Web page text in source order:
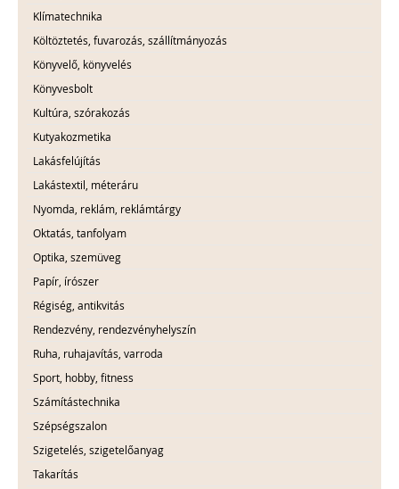
Klímatechnika
Költöztetés, fuvarozás, szállítmányozás
Könyvelő, könyvelés
Könyvesbolt
Kultúra, szórakozás
Kutyakozmetika
Lakásfelújítás
Lakástextil, méteráru
Nyomda, reklám, reklámtárgy
Oktatás, tanfolyam
Optika, szemüveg
Papír, írószer
Régiség, antikvitás
Rendezvény, rendezvényhelyszín
Ruha, ruhajavítás, varroda
Sport, hobby, fitness
Számítástechnika
Szépségszalon
Szigetelés, szigetelőanyag
Takarítás